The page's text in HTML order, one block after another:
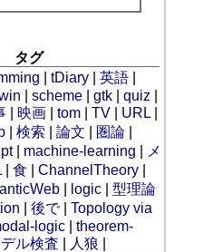
タグ
|tDiary |英語
|scheme |gtk |quiz
映画 |tom |TV URL
|検索 |論文 圏論
| machine-learning
メ
|食 |ChannelTheory
logic |型理論
|後で|Topology via
logic |theorem-
ル検査 人狼